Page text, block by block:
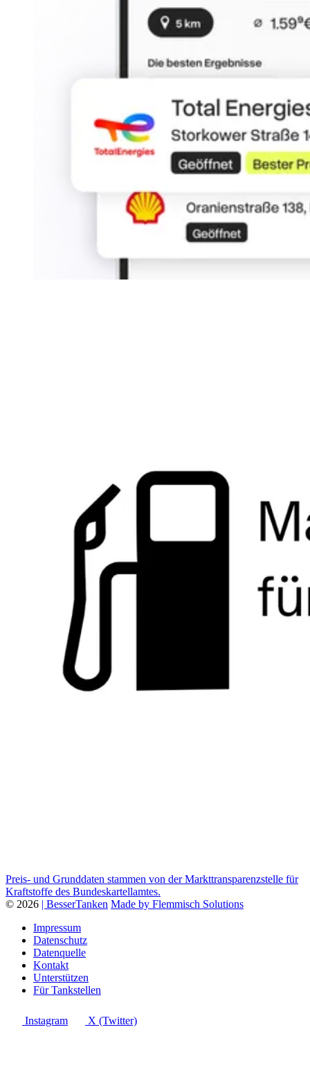
Preis- und Grunddaten stammen von der Markttransparenzstelle für
Kraftstoffe des Bundeskartellamtes.
© 2026 | BesserTanken Made by Flemmisch Solutions
Impressum
Datenschutz
Datenquelle
Kontakt
Unterstützen
Für Tankstellen
Instagram X (Twitter)